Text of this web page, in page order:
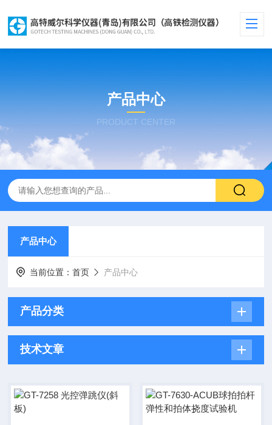
产品中心
PRODUCT CENTER
产品中心
当前位置：首页 产品中心
产品分类
技术文章